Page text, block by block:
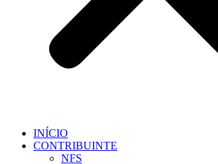
INÍCIO
CONTRIBUINTE
NFS